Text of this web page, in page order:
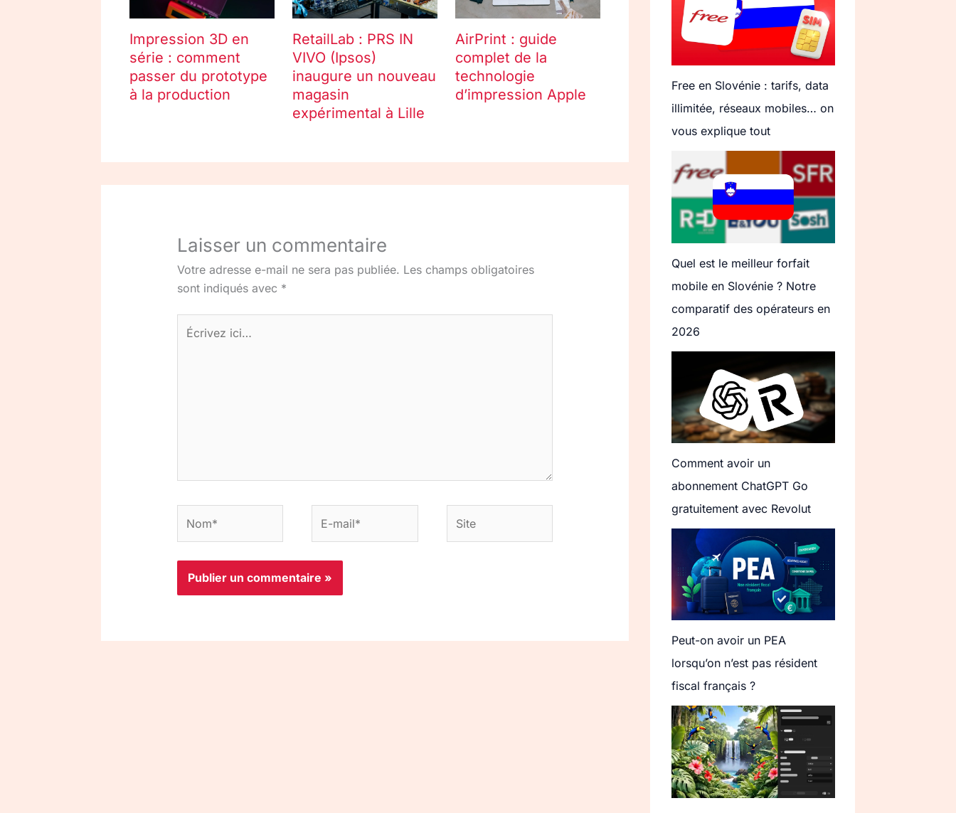
Impression 3D en
série : comment
passer du prototype
à la production
RetailLab : PRS IN
VIVO (Ipsos)
inaugure un nouveau
magasin
expérimental à Lille
AirPrint : guide
complet de la
technologie
d’impression Apple
Laisser un commentaire
Votre adresse e-mail ne sera pas publiée. Les champs obligatoires
sont indiqués avec *
Écrivez
ici…
mail*
Free en Slovénie : tarifs, data
illimitée, réseaux mobiles… on
vous explique tout
Quel est le meilleur forfait
mobile en Slovénie ? Notre
comparatif des opérateurs en
2026
Comment avoir un
abonnement ChatGPT Go
gratuitement avec Revolut
Peut-on avoir un PEA
lorsqu’on n’est pas résident
fiscal français ?